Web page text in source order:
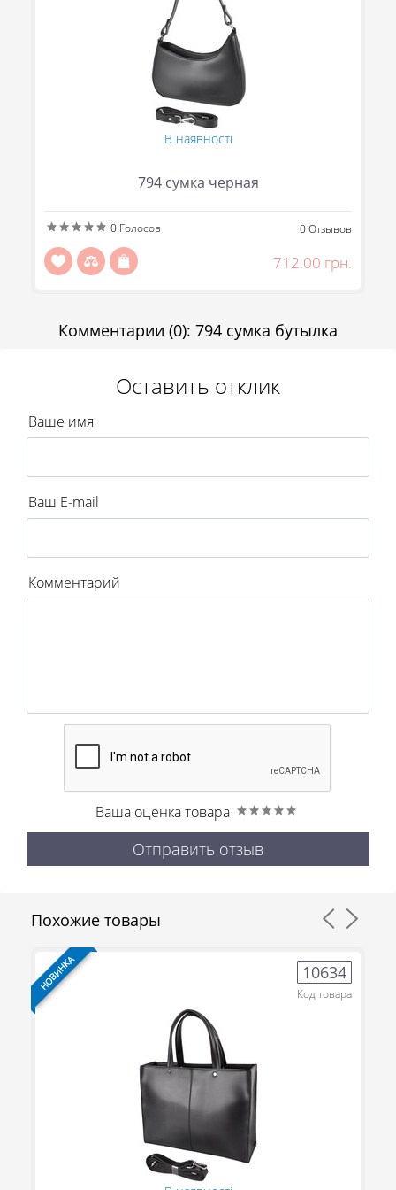
Отправить
(095) 706-69-33
В наявності
794 сумка черная
0 Голосов 0Отзывов
712.00 грн.
Комментарии (0): 794 сумка бутылка
Оставить отклик
Ваше имя
Ваш E-mail
Комментарий
Ваша оценка товара
Отправить отзыв
Похожие товары
НОВИНКА 10634
Код товара